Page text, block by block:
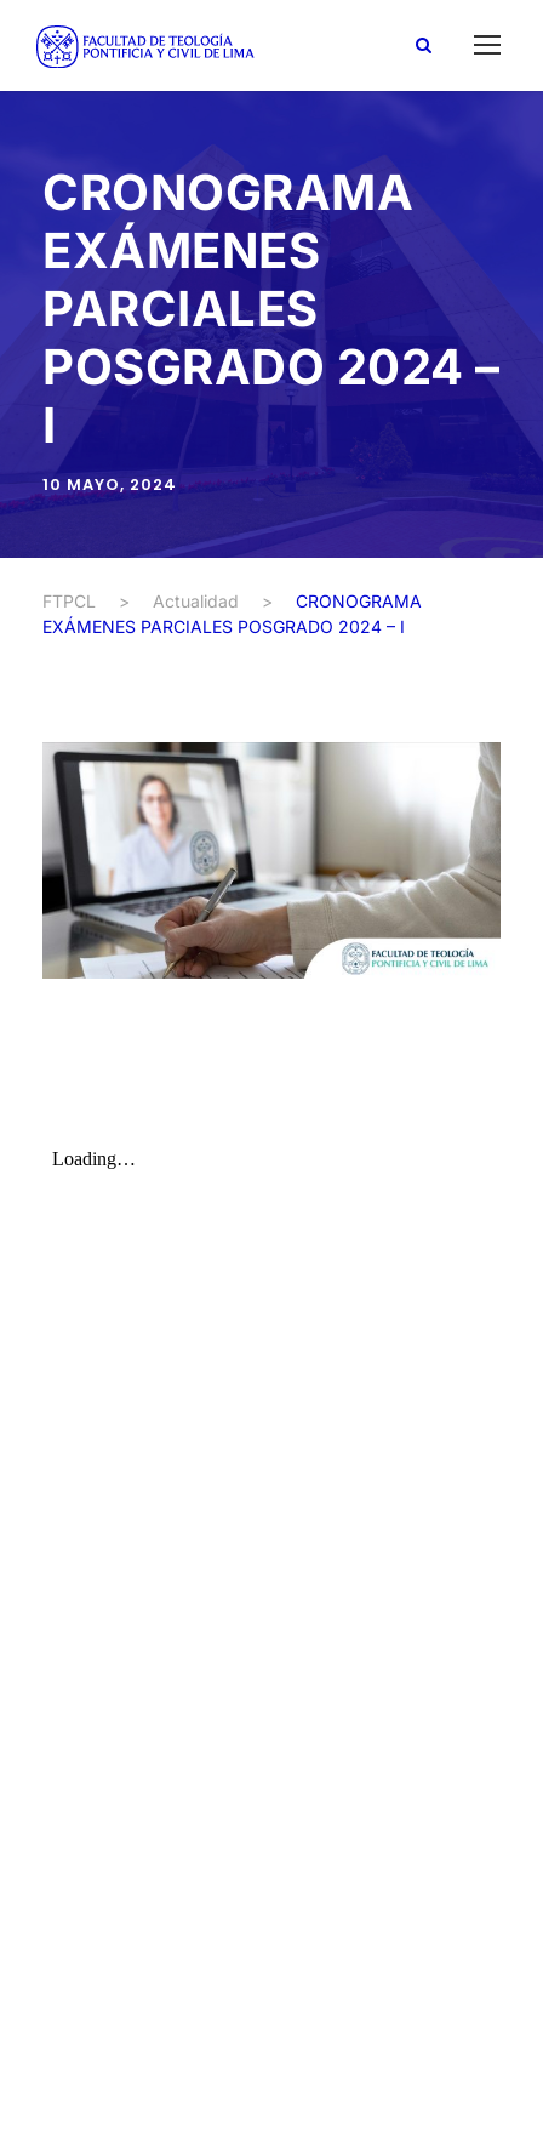
CRONOGRAMA
EXÁMENES
PARCIALES
POSGRADO 2024 –
I
10 MAYO, 2024
FTPCL > Actualidad >
CRONOGRAMA
EXÁMENES PARCIALES POSGRADO 2024 – I